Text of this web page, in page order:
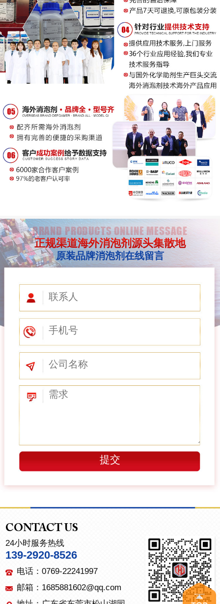
BRAND PRODUCTS ONLINE MESSAGE
正规渠道海外消泡剂源头集散地
原装品牌消泡剂在线留言
CONTACT US
24小时服务热线
139-2920-8526
电话：0769-22241997
邮箱：1685881602@qq.com